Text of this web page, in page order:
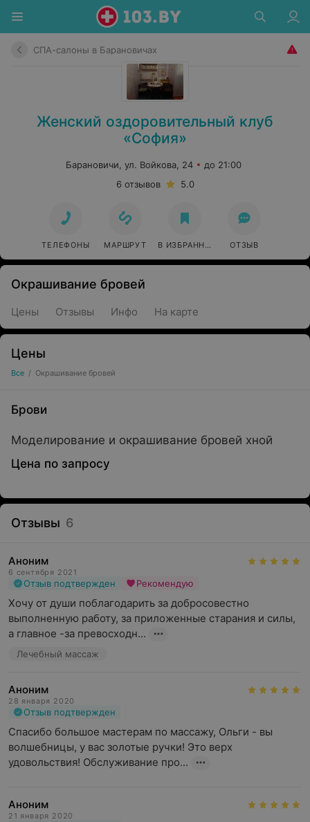
СПА-салоны в Барановичах
Женский оздоровительный клуб
«София»
Барановичи, ул. Войкова, 24
до 21:00
6 отзывов
5.0
ТЕЛЕФОНЫ МАРШРУТ В ИЗБРАННОЕ ОТЗЫВ
Окрашивание бровей
Цены Отзывы Инфо На карте
Цены
Все / Окрашивание бровей
Брови
Моделирование и окрашивание бровей хной
Цена по запросу
Отзывы 6
Аноним
6 сентября 2021
Отзыв подтвержден Рекомендую
Хочу от души поблагодарить за добросовестно
выполненную работу, за приложенные старания и силы,
а главное -за превосходн...
Лечебный массаж
Аноним
28 января 2020
Отзыв подтвержден
Спасибо большое мастерам по массажу, Ольги - вы
волшебницы, у вас золотые ручки! Это верх
удовольствия! Обслуживание про...
Аноним
21 января 2020